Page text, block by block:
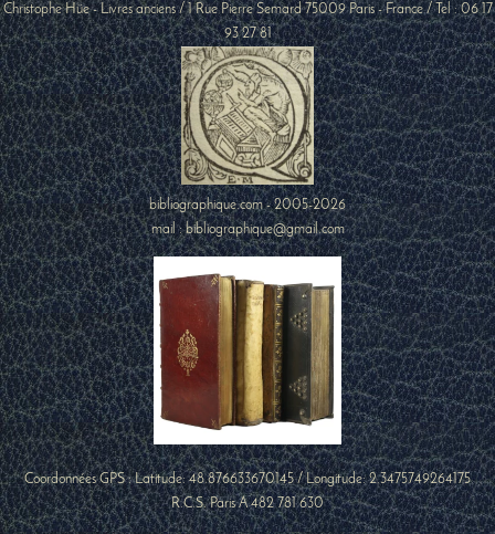
Christophe Hüe - Livres anciens /1 Rue Pierre Semard 75009 Paris-France / Tel :06 17
93 27 81
bibliographique.com - 2005-2026
mail : bibliographique@gmail.com
Coordonnées GPS : Latitude:48.876633670145/ Longitude:2.3475749264175
R.C.S. Paris A 482 781 630